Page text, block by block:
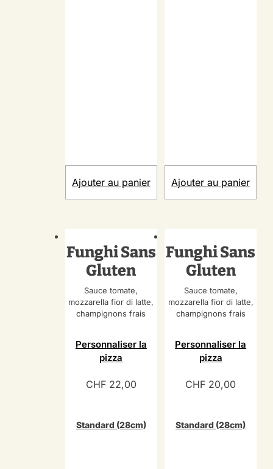
Ajouter au panier Ajouter au panier
Funghi Sans
Gluten
Sauce tomate,
mozzarella fior di latte,
champignons frais
Personnaliser la
pizza
CHF22,00
Standard (28cm)
Funghi Sans
Gluten
Sauce tomate,
mozzarella fior di latte,
champignons frais
Personnaliser la
pizza
CHF 20,00
Standard (28cm)